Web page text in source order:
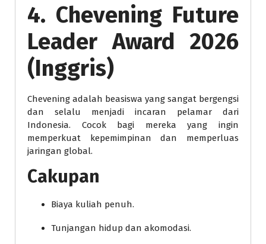
4. Chevening Future
Leader Award 2026
(Inggris)
Chevening adalah beasiswa yang sangat bergengsi
dan selalu menjadi incaran pelamar dari
Indonesia. Cocok bagi mereka yang ingin
memperkuat kepemimpinan dan memperluas
jaringan global.
Cakupan
Biaya kuliah penuh.
Tunjangan hidup dan akomodasi.